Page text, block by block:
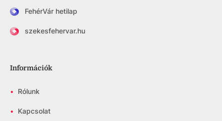
FehérVár hetilap
szekesfehervar.hu
Információk
• Rólunk
• Kapcsolat